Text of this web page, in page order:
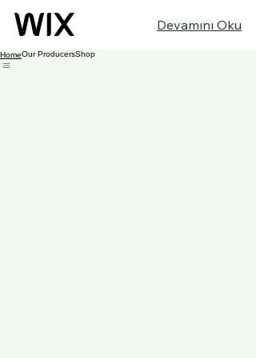
Devamını Oku